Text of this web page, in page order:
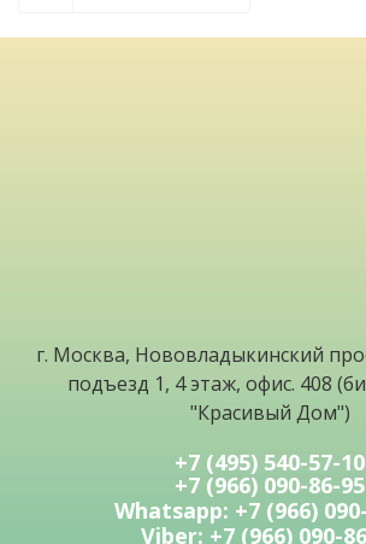
Whatsapp: +7 (966)
Viber: +7 (966) 090-
sale@staino.ru